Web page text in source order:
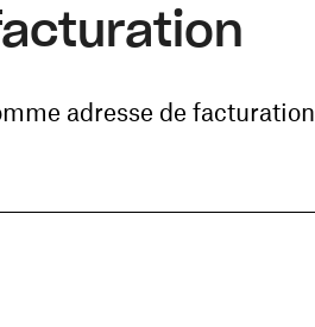
adresse de facturation